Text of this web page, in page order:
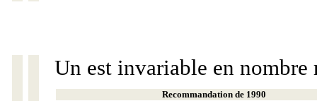
Un est invariable en nombre
Recommandation de 1990